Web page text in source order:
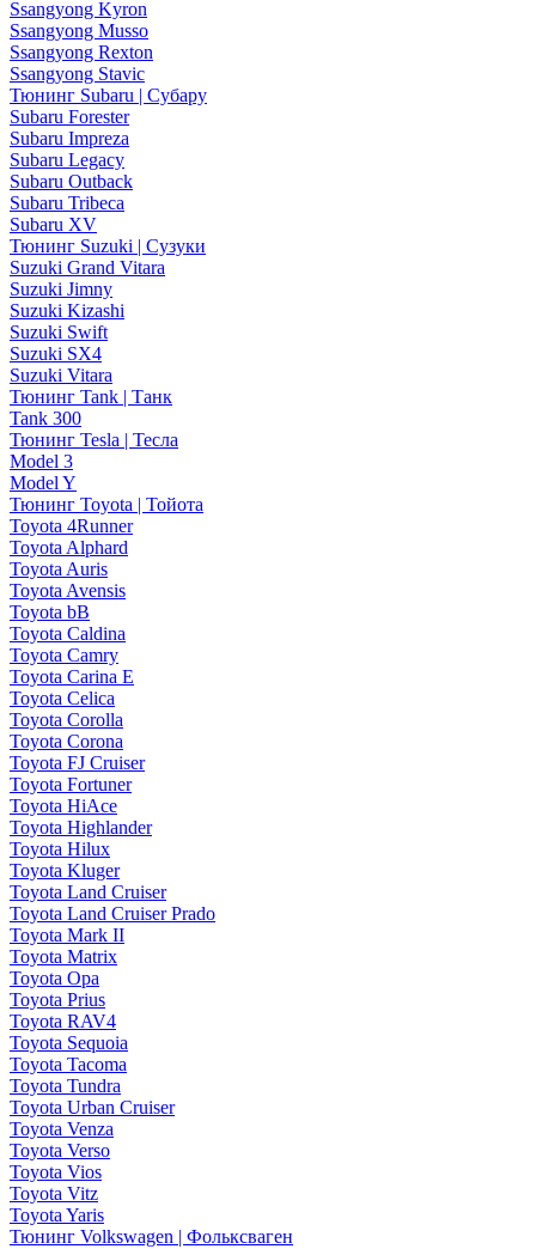
Ssangyong Kyron
Ssangyong Musso
Ssangyong Rexton
Ssangyong Stavic
Тюнинг Subaru | Субару
Subaru Forester
Subaru Impreza
Subaru Legacy
Subaru Outback
Subaru Tribeca
Subaru XV
Тюнинг Suzuki | Сузуки
Suzuki Grand Vitara
Suzuki Jimny
Suzuki Kizashi
Suzuki Swift
Suzuki SX4
Suzuki Vitara
Тюнинг Tank | Танк
Tank 300
Тюнинг Tesla | Тесла
Model 3
Model Y
Тюнинг Toyota | Тойота
Toyota 4Runner
Toyota Alphard
Toyota Auris
Toyota Avensis
Toyota bB
Toyota Caldina
Toyota Camry
Toyota Carina E
Toyota Celica
Toyota Corolla
Toyota Corona
Toyota FJ Cruiser
Toyota Fortuner
Toyota HiAce
Toyota Highlander
Toyota Hilux
Toyota Kluger
Toyota Land Cruiser
Toyota Land Cruiser Prado
Toyota Mark II
Toyota Matrix
Toyota Opa
Toyota Prius
Toyota RAV4
Toyota Sequoia
Toyota Tacoma
Toyota Tundra
Toyota Urban Cruiser
Toyota Venza
Toyota Verso
Toyota Vios
Toyota Vitz
Toyota Yaris
Тюнинг Volkswagen | Фольксваген